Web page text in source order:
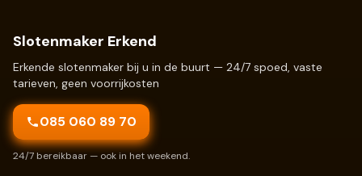
Slotenmaker Erkend
Erkende slotenmaker bij u in de buurt — 24/7 spoed, vaste
tarieven, geen voorrijkosten
085 060 89 70
24/7 bereikbaar — ook in het weekend.